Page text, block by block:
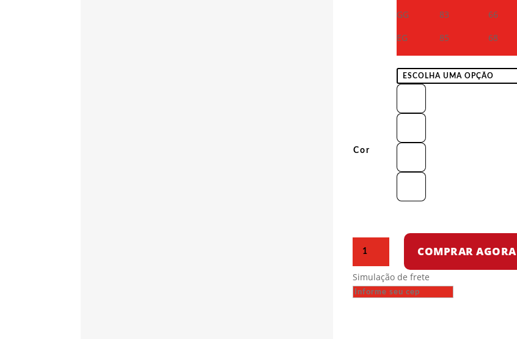
GG
83 66
EG
85 68
Cor
CCCP
quantidade
COMPRAR AGORA
Simulação de frete